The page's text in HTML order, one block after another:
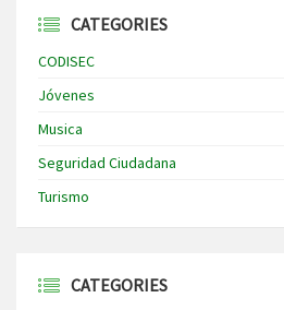
CATEGORIES
CODISEC
Jóvenes
Musica
Seguridad Ciudadana
Turismo
CATEGORIES